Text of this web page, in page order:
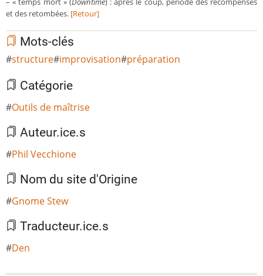
et des retombées. [Retour]
Mots-clés
structure improvisation préparation
Catégorie
Outils de maîtrise
Auteur.ice.s
Phil Vecchione
Nom du site d'Origine
Gnome Stew
Traducteur.ice.s
Den